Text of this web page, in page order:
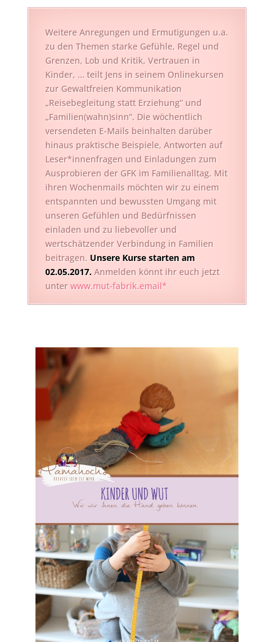
Weitere Anregungen und Ermutigungen u.a.
zu den Themen starke Gefühle, Regel und
Grenzen, Lob und Kritik, Vertrauen in
Kinder, … teilt Jens in seinem Onlinekursen
zur Gewaltfreien Kommunikation
„Reisebegleitung statt Erziehung“ und
„Familien(wahn)sinn“. Die wöchentlich
versendeten E-Mails beinhalten darüber
hinaus praktische Beispiele, Antworten auf
Leser*innenfragen und Einladungen zum
Ausprobieren der GFK im Familienalltag. Mit
ihren Wochenmails möchten wir zu einem
entspannten und bewussten Umgang mit
unseren Gefühlen und Bedürfnissen
einladen und zu liebevoller und
wertschätzender Verbindung in Familien
beitragen. Unsere Kurse starten am
02.05.2017.Anmelden könnt ihr euch jetzt
unter www.mut-fabrik.email*